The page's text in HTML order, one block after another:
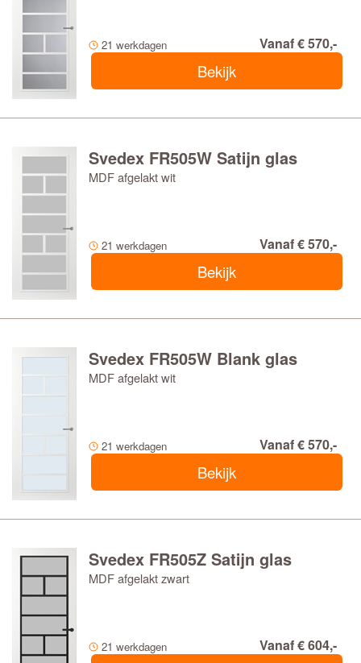
21 werkdagen Vanaf € 570,-
Bekijk
Svedex FR505W Satijn glas
MDF afgelakt wit
21 werkdagen Vanaf € 570,-
Bekijk
Svedex FR505W Blank glas
MDF afgelakt wit
21 werkdagen Vanaf € 570,-
Bekijk
Svedex FR505Z Satijn glas
MDF afgelakt zwart
21 werkdagen Vanaf € 604,-